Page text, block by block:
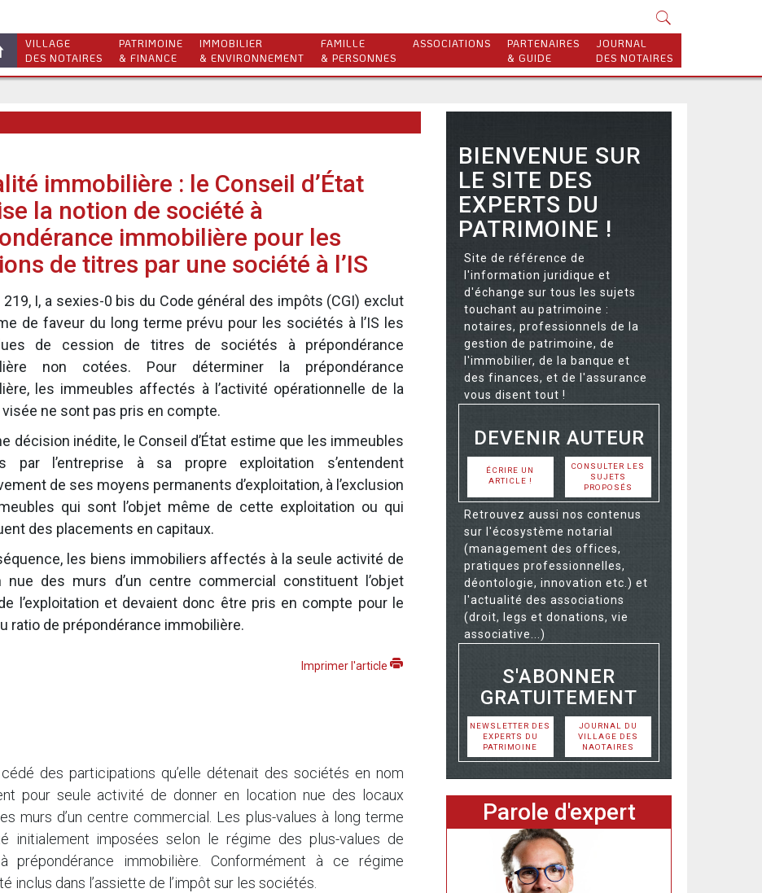
VILLAGE
DES NOTAIRES
PATRIMOINE
& FINANCE
IMMOBILIER
& ENVIRONNEMENT
FAMILLE
& PERSONNES
ASSOCIATIONS
PARTENAIRES
& GUIDE
JOURNAL
DES NOTAIRES
immobilière : le Conseil d’État
la notion de société à
immobilière pour les
de titres par une société à l’IS
219, I, a sexies-0 bis du Code général des impôts (CGI) exclut
de faveur du long terme prévu pour les sociétés à l’IS les
de cession de titres de sociétés à prépondérance
non cotées. Pour déterminer la prépondérance
les immeubles affectés à l’activité opérationnelle de la
ne sont pas pris en compte.
décision inédite, le Conseil d’État estime que les immeubles
par l’entreprise à sa propre exploitation s’entendent
de ses moyens permanents d’exploitation, à l’exclusion
qui sont l’objet même de cette exploitation ou qui
des placements en capitaux.
les biens immobiliers affectés à la seule activité de
nue des murs d’un centre commercial constituent l’objet
l’exploitation et devaient donc être pris en compte pour le
ratio de prépondérance immobilière.
Imprimer l'article
des participations qu’elle détenait des sociétés en nom
pour seule activité de donner en location nue des locaux
murs d’un centre commercial. Les plus-values à long terme
initialement imposées selon le régime des plus-values de
immobilière. Conformément à ce régime
inclus dans l’assiette de l’impôt sur les sociétés.
BIENVENUE SUR
LE SITE DES
EXPERTS DU
PATRIMOINE !
Site de référence de
l'information juridique et
d'échange sur tous les sujets
touchant au patrimoine :
notaires, professionnels de la
gestion de patrimoine, de
l'immobilier, de la banque et
des finances, et de l'assurance
vous disent tout !
DEVENIR AUTEUR
ÉCRIRE UN
ARTICLE !
CONSULTER LES
SUJETS
PROPOSÉS
Retrouvez aussi nos contenus
sur l'écosystème notarial
(management des offices,
pratiques professionnelles,
déontologie, innovation etc.) et
l'actualité des associations
(droit, legs et donations, vie
associative...)
S'ABONNER
GRATUITEMENT
NEWSLETTER DES
EXPERTS DU
PATRIMOINE
JOURNAL DU
VILLAGE DES
NAOTAIRES
Parole d'expert